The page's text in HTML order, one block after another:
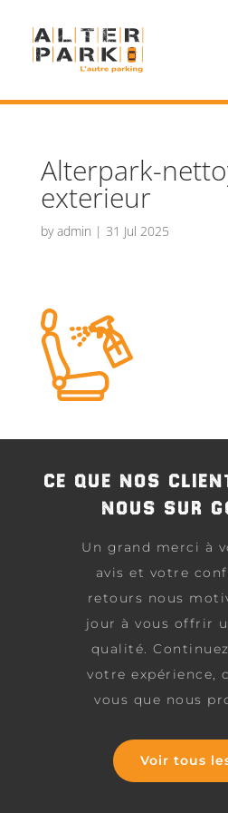
Alterpark-
exterieur
byadmin | 31 Jul 2025
CE QUE NOS
NOUS SUR
Un grand merci à
avis et votre
retours nous
jour à vous offrir
qualité.
votre expérience,
vous que nous
Voir tous